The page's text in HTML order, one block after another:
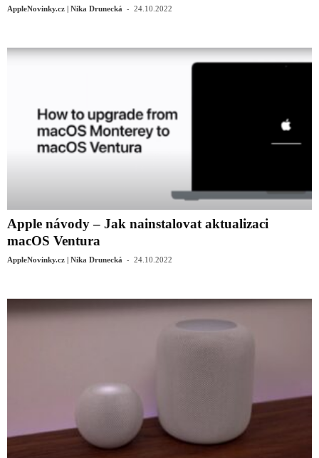
AppleNovinky.cz | Nika Drunecká - 24.10.2022
Apple návody – Jak nainstalovat aktualizaci
macOS Ventura
AppleNovinky.cz | Nika Drunecká - 24.10.2022